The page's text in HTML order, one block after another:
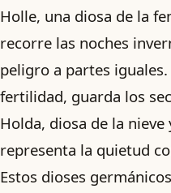
Holle, una diosa de la
recorre las noches
peligro a partes
fertilidad, guarda los
Holda, diosa de la
representa la quietud
Estos dioses